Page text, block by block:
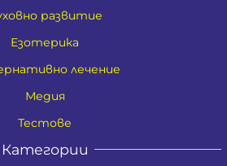
развитие
Езотерика
лечение
Медия
Тестове
Категории